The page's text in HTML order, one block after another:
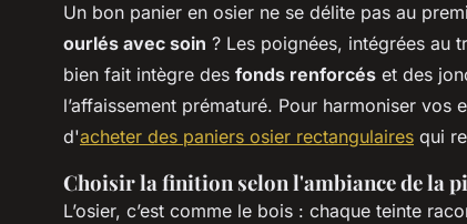
Un bon panier en osier ne se délite pas au
ourlés avec soin ? Les poignées, intégrées au
bien fait intègre des fonds renforcés et des
l’affaissement prématuré. Pour harmoniser
d'acheter des paniers osier rectangulaires qui
Choisir la finition selon l'ambiance de la
L’osier, c’est comme le bois : chaque teinte